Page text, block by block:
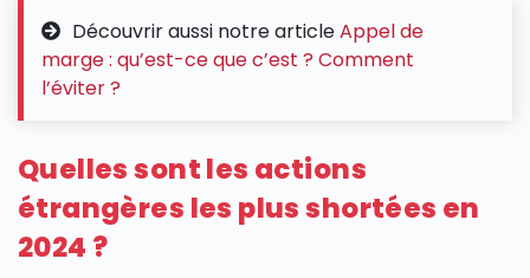
Découvrir aussi notre articleAppel de
marge : qu’est-ce que c’est ? Comment
l’éviter ?
Quelles sont les actions
étrangères les plus shortées en
2024 ?